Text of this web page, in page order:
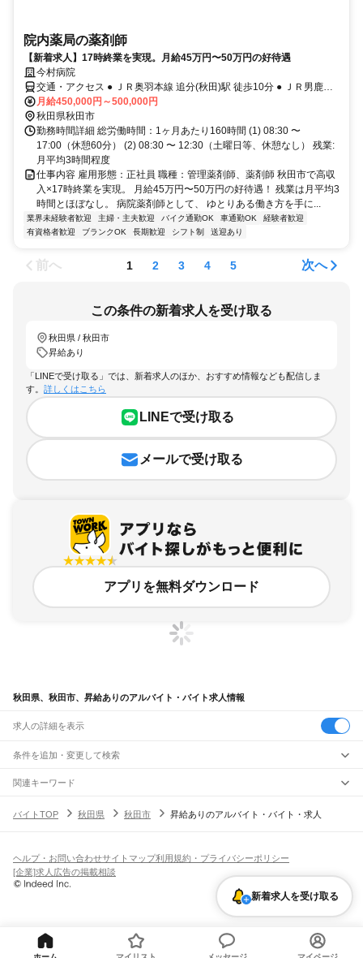
院内薬局の薬剤師
【新着求人】17時終業を実現。月給45万円〜50万円の好待遇
今村病院
交通・アクセス ● ＪＲ奥羽本線 追分(秋田)駅 徒歩10分 ● ＪＲ男鹿線
追分(秋田)駅 徒歩10分
月給450,000円～500,000円
秋田県秋田市
勤務時間詳細 総労働時間：1ヶ月あたり160時間 (1) 08:30 〜
17:00（休憩60分） (2) 08:30 〜 12:30（土曜日等、休憩なし） 残業:
月平均3時間程度
仕事内容 雇用形態：正社員 職種：管理薬剤師、薬剤師 秋田市で高収
入×17時終業を実現。 月給45万円〜50万円の好待遇！ 残業は月平均3
時間とほぼなし。 病院薬剤師として、 ゆとりある働き方を手に...
業界未経験者歓迎 主婦・主夫歓迎 バイク通勤OK 車通勤OK
経験者歓迎
有資格者歓迎
ブランクOK 長期歓迎 シフト制 送迎あり
前へ 1 2 3 4 5 次へ
この条件の新着求人を受け取る
秋田県 / 秋田市
昇給あり
「LINEで受け取る」では、新着求人のほか、おすすめ情報なども配信しま
す。 詳しくはこちら
LINEで受け取る
メールで受け取る
アプリを無料ダウンロード
秋田県、秋田市、昇給ありのアルバイト・バイト求人情報
求人の詳細を表示
条件を追加・変更して検索
市区町村を追加・変更
秋田県すべて
駅を追加・変更
院内駅 横堀駅三関駅 上湯沢駅 湯沢駅下湯沢駅 十文字駅 醍醐駅 柳田駅
後三年駅 飯詰駅 大曲駅
四ツ小屋駅秋田駅泉外旭川駅 追分駅大久保駅羽後飯塚駅
東能代駅鶴形駅富根駅
大館駅白沢駅
東能代駅
北能代駅 東八森駅
滝ノ間駅
あきた白神駅
飲食・フードサービス
飲食・フードサービス
ホールスタッフ
皿洗い・洗い場精肉・鮮魚加工
バー（BAR）・バーテンダー
飲食店（店長・マネージャー）
営業・販売
営業
テレフォンアポインター（テレアポ） ルートセールス
特徴を追加・変更
人気
髪型・髪色自由ひげOKネイルOK
留学生・外国人活躍中
短期 単発・1日OK
期間限定（春夏冬休み等）
シフト
契約社員
派遣社員
関連キーワード
秋田県 秋田市 日雇い
秋田県 高時給 秋田県 秋田市 派遣
バイトTOP 秋田県 秋田市 昇給ありのアルバイト・バイト・求人
新着求人を受け取る
ヘルプ・お問い合わせサイトマップ利用規約・プライバシーポリシー
[企業]求人広告の掲載相談